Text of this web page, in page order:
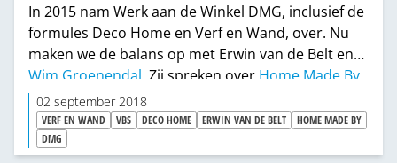
In 2015 nam Werk aan de Winkel DMG, inclusief de
formules Deco Home en Verf en Wand, over. Nu
maken we de balans op met Erwin van de Belt en
Wim Groenendal . Zij spreken over Home Made By,
de toekomstvisie, de rigoureuze stappen in die
richting, de kracht van continue verandering, de
eerste successen, de discussies en de slapeloze
02 september 2018
VERF EN WAND VBS DECO HOME ERWIN VAN DE BELT
HOME MADE BY
DMG